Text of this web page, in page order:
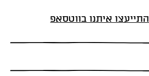
התייעצו איתנו בווטסאפ